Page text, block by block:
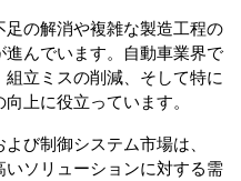
の解消や複雑な製造工程の
んでいます。自動車業界で
立ミスの削減、そして特に
上に役立っています。
び制御システム市場は、
ソリューションに対する需